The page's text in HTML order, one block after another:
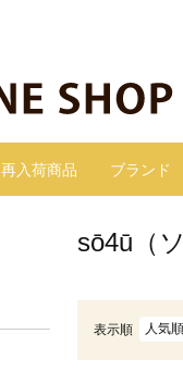
再入荷商品 ブランド
sō4ū（
表示順 人気順